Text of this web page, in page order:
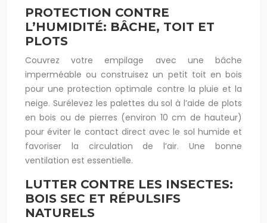
PROTECTION CONTRE
L’HUMIDITÉ: BÂCHE, TOIT ET
PLOTS
Couvrez votre empilage avec une bâche
imperméable ou construisez un petit toit en bois
pour une protection optimale contre la pluie et la
neige. Surélevez les palettes du sol à l’aide de plots
en bois ou de pierres (environ 10 cm de hauteur)
pour éviter le contact direct avec le sol humide et
favoriser la circulation de l’air. Une bonne
ventilation est essentielle.
LUTTER CONTRE LES INSECTES:
BOIS SEC ET RÉPULSIFS
NATURELS